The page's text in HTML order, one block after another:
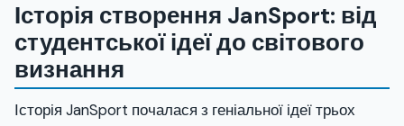
Історія створення JanSport: від
студентської ідеї до світового
визнання
Історія JanSport почалася з геніальної ідеї трьох